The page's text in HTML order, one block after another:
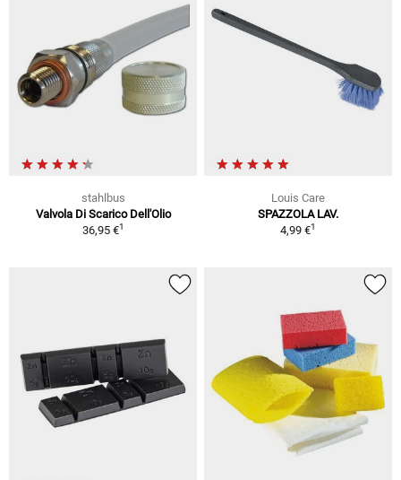
stahlbus
Valvola Di Scarico Dell'Olio
36,95 €1
Louis Care
SPAZZOLA LAV.
4,99 €1